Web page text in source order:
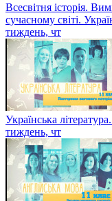
Всесвітня історія.
сучасному світі.
тиждень, чт
Українська
тиждень, чт